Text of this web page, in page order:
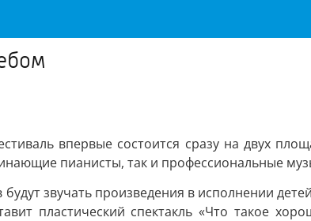
впервые состоится сразу на двух
пианисты, так и профессиональные
звучать произведения в исполнении
пластический спектакль «Что такое